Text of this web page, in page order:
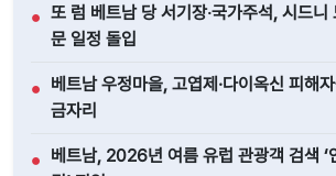
● 또 럼 베트남 당 서기장‧국가주석, 시드
문 일정 돌입
● 베트남 우정마을, 고엽제·다이옥신 피해
금자리
● 베트남, 2026년 여름 유럽 관광객 검색 ‘